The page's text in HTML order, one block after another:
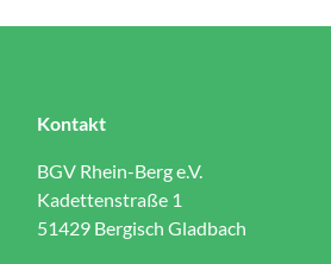
Kontakt
BGV Rhein-Berg e.V.
Kadettenstraße 1
51429 Bergisch Gladbach